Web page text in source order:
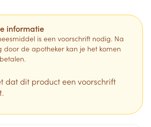
informatie
is een voorschrift nodig. Na
door de apotheker kan je het komen
dat dit product een voorschrift